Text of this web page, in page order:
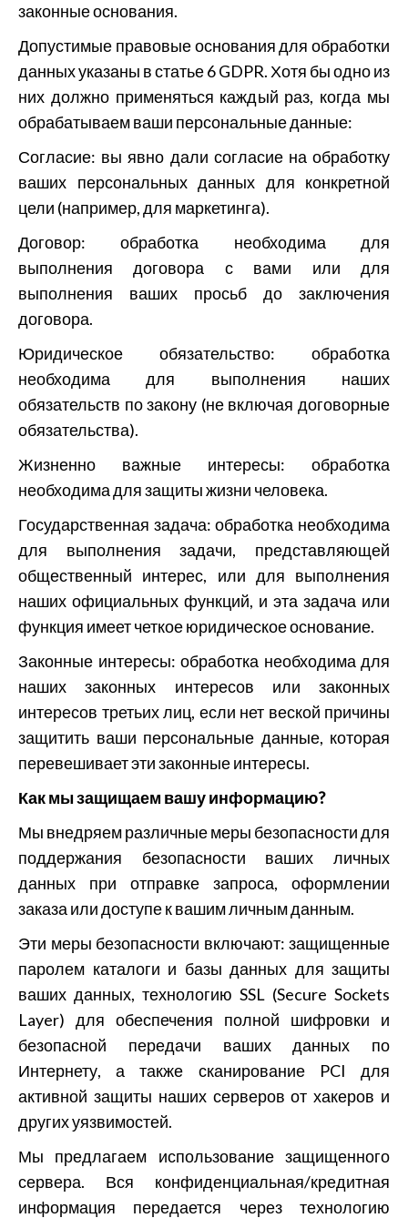
законные основания.
Допустимые правовые основания для обработки
данных указаны в статье 6 GDPR. Хотя бы одно из
них должно применяться каждый раз, когда мы
обрабатываем ваши персональные данные:
Согласие: вы явно дали согласие на обработку
ваших персональных данных для конкретной
цели (например, для маркетинга).
Договор: обработка необходима для
выполнения договора с вами или для
выполнения ваших просьб до заключения
договора.
Юридическое обязательство: обработка
необходима для выполнения наших
обязательств по закону (не включая договорные
обязательства).
Жизненно важные интересы: обработка
необходима для защиты жизни человека.
Государственная задача: обработка необходима
для выполнения задачи, представляющей
общественный интерес, или для выполнения
наших официальных функций, и эта задача или
функция имеет четкое юридическое основание.
Законные интересы: обработка необходима для
наших законных интересов или законных
интересов третьих лиц, если нет веской причины
защитить ваши персональные данные, которая
перевешивает эти законные интересы.
Как мы защищаем вашу информацию?
Мы внедряем различные меры безопасности для
поддержания безопасности ваших личных
данных при отправке запроса, оформлении
заказа или доступе к вашим личным данным.
Эти меры безопасности включают: защищенные
паролем каталоги и базы данных для защиты
ваших данных, технологию SSL (Secure Sockets
Layer) для обеспечения полной шифровки и
безопасной передачи ваших данных по
Интернету, а также сканирование PCI для
активной защиты наших серверов от хакеров и
других уязвимостей.
Мы предлагаем использование защищенного
сервера. Вся конфиденциальная/кредитная
информация передается через технологию